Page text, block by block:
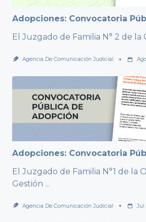
Adopciones: Convocatoria
El Juzgado de Familia N° 2 de la
Agencia De Comunicación Judicial
Adopciones: Convocatoria
El Juzgado de Familia N°1 de la
Gestión ...
Agencia De Comunicación Judicial Jul